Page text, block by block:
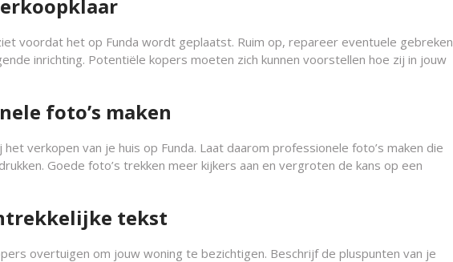
voordat het op Funda wordt geplaatst. Ruim op, repareer eventuele gebreken
inrichting. Potentiële kopers moeten zich kunnen voorstellen hoe zij in jouw
foto’s maken
verkopen van je huis op Funda. Laat daarom professionele foto’s maken die
Goede foto’s trekken meer kijkers aan en vergroten de kans op een
tekst
overtuigen om jouw woning te bezichtigen. Beschrijf de pluspunten van je